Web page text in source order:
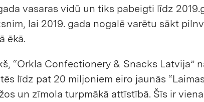
vasaras vidū un tiks pabeigti līdz
lai 2019. gada nogalē varētu sākt
ēkā.
“Orkla Confectionery & Snacks Latvija”
līdz pat 20 miljoniem eiro jaunās
un zīmola turpmākā attīstībā. Šīs ir